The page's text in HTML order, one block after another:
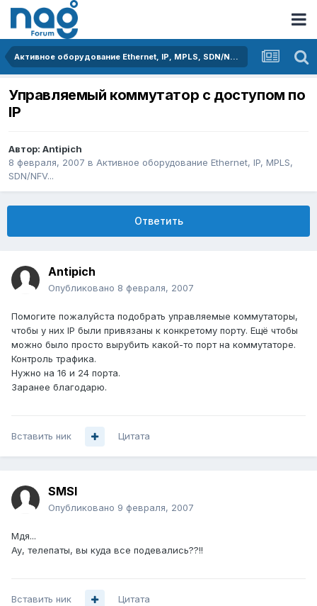
Активное оборудование Ethernet, IP, MPLS, SDN/NFV...
Управляемый коммутатор с доступом по
IP
Автор: Antipich
8 февраля, 2007 в Активное оборудование Ethernet, IP, MPLS,
SDN/NFV...
Ответить
Antipich
Опубликовано 8 февраля, 2007
Помогите пожалуйста подобрать управляемые коммутаторы,
чтобы у них IP были привязаны к конкретому порту. Ещё чтобы
можно было просто вырубить какой-то порт на коммутаторе.
Контроль трафика.
Нужно на 16 и 24 порта.
Заранее благодарю.
Вставить ник Цитата
SMSI
Опубликовано 9 февраля, 2007
Мдя...
Ау, телепаты, вы куда все подевались??!!
Вставить ник Цитата